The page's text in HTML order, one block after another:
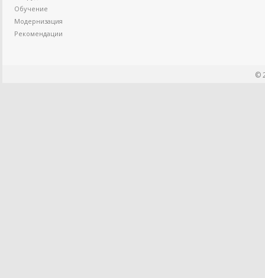
Обучение
Модернизация
Рекомендации
©